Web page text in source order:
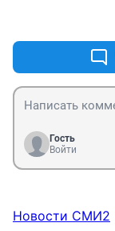
Гость
Войти
Новости СМИ2